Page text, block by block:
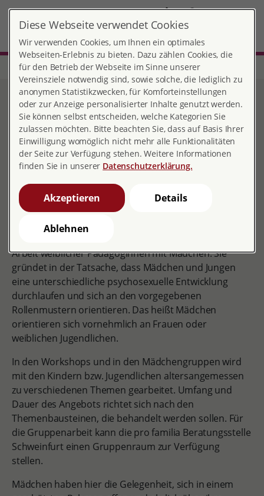
DE
Start Bayern Schweinfurt Sexualpädagogische Mädchenarbeit
Sexualpädagogische
Mädchenarbeit
Mädchenarbeit, das ist Jugendarbeit, die sich spezifisch
an den Lebenslagen der weiblichen Jugendlichen
ausrichtet und sie bei der Entwicklung von
Selbständigkeit und Selbstbewusstsein unterstützt. Sie
Arbeit weiblicher Pädagoginnen mit Mädchen. Sie
gründet in der Tatsache, dass Mädchen und Jungen
eine unterschiedliche psychosexuelle Entwicklung
durchlaufen und sich an den vorgegebenen
Rollenmustern orientieren. Das heißt Mädchen
orientieren sich vornehmlich an Frauen oder
weiblichen Jugendlichen.
In den Workshops und in den Mädchengruppen wird
mit den Kindern bzw. Jugendlichen altersangemessen
zu verschiedenen Themen gearbeitet. Umfang und
Dauer des Angebots richtet sich nach den
Themenbausteinen, die behandelt werden sollen. Für
die Gruppenarbeit kann die pro familia Beratungsstelle
Schweinfurt einen Gruppenraum zur Verfügung
stellen.
Mädchen haben hier die Gelegenheit, sich in einem
Diese Webseite verwendet Cookies
Wir verwenden Cookies, um Ihnen ein optimales
Webseiten-Erlebnis zu bieten. Dazu zählen Cookies, die
für den Betrieb der Webseite im Sinne unserer
Vereinsziele notwendig sind, sowie solche, die lediglich zu
anonymen Statistikzwecken, für Komforteinstellungen
oder zur Anzeige personalisierter Inhalte genutzt werden.
Sie können selbst entscheiden, welche Kategorien Sie
zulassen möchten. Bitte beachten Sie, dass auf Basis Ihrer
Einwilligung womöglich nicht mehr alle Funktionalitäten
der Seite zur Verfügung stehen. Weitere Informationen
finden Sie in unserer Datenschutzerklärung.
Akzeptieren Details
Ablehnen